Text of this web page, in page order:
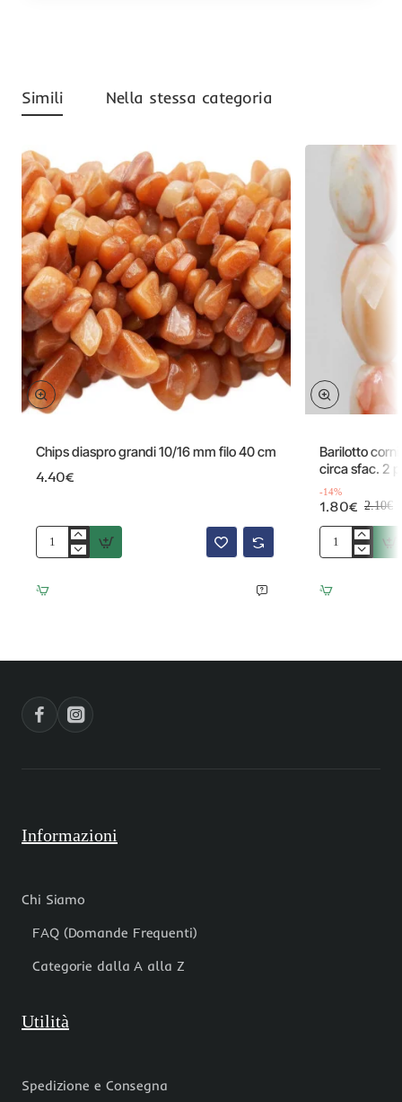
Simili Nella stessa categoria
Chips diaspro grandi 10/16 mm filo 40 cm
4.40€
Chips
grandi
10/16
Barilotto
circa sfac. 2
-14%
1.80€ 2.10€
Barilotto
striata
rossa
Informazioni
Chi Siamo
FAQ (Domande Frequenti)
Categorie dalla A alla Z
Utilità
Spedizione e Consegna